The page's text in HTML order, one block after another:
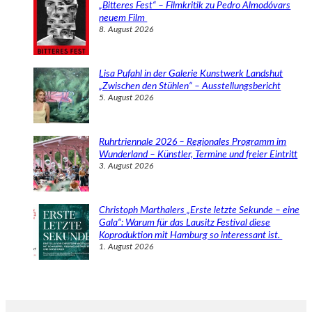
„Bitteres Fest“ – Filmkritik zu Pedro Almodóvars
neuem Film
8. August 2026
Lisa Pufahl in der Galerie Kunstwerk Landshut
„Zwischen den Stühlen“ – Ausstellungsbericht
5. August 2026
Ruhrtriennale 2026 – Regionales Programm im
Wunderland – Künstler, Termine und freier Eintritt
3. August 2026
Christoph Marthalers „Erste letzte Sekunde – eine
Gala“: Warum für das Lausitz Festival diese
Koproduktion mit Hamburg so interessant ist.
1. August 2026